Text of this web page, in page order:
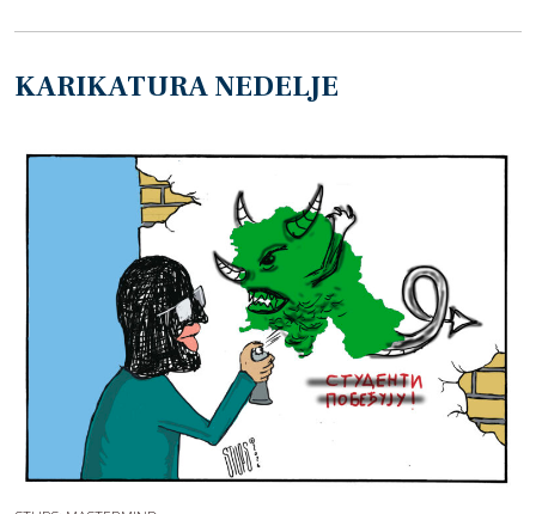
KARIKATURA NEDELJE